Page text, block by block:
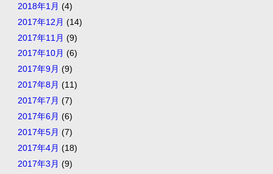
2018年1月 (4)
2017年12月 (14)
2017年11月 (9)
2017年10月 (6)
2017年9月 (9)
2017年8月 (11)
2017年7月 (7)
2017年6月 (6)
2017年5月 (7)
2017年4月 (18)
2017年3月 (9)